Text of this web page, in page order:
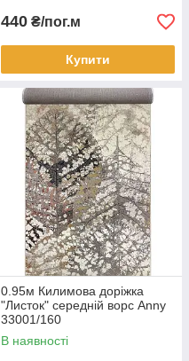
440 ₴/пог.м
Купити
0.95м Килимова доріжка
"Листок" середній ворс Anny
33001/160
В наявності